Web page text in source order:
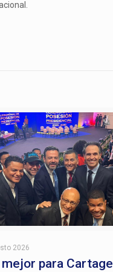
2026
mejor para